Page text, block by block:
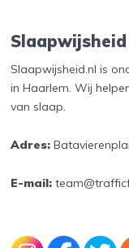
Slaapwijsheid
Slaapwijsheid.nl is
in Haarlem. Wij
van slaap.
Adres:
E-mail: